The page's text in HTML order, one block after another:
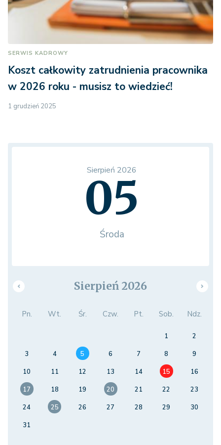
SERWIS KADROWY
Koszt całkowity zatrudnienia pracownika
w 2026 roku - musisz to wiedzieć!
1 grudzień 2025
Sierpień 2026
05
Środa
Sierpień 2026
Pn. Wt. Śr. Czw. Pt. Sob. Ndz.
1
2
3
4 5 6 7 8
9
10
11 12 13 14 15
16
17
18 19 20 21 22
23
24
25 26 27 28 29
30
31